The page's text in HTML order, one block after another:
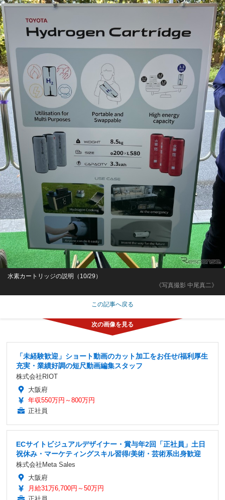
《写真撮影 中尾真二》
水素カートリッジの説明（10/29）
この記事へ戻る
「未経験歓迎」ショート動画のカット加工をお任せ/福利厚生
充実・業績好調の短尺動画編集スタッフ
株式会社RIOT
大阪府
年収550万円～800万円
正社員
ECサイトビジュアルデザイナー・賞与年2回「正社員」土日
祝休み・マーケティングスキル習得/美術・芸術系出身歓迎
株式会社Meta Sales
大阪府
月給31万6,700円～50万円